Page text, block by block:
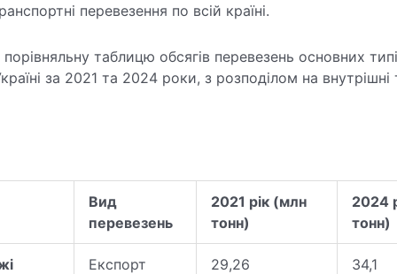
перевезення по всій країні.
таблицю обсягів перевезень основних
за 2021 та 2024 роки, з розподілом на внутрішні
Вид
перевезень
2021 рік (млн
тонн)
2024
тонн)
Експорт 29,26 34,1